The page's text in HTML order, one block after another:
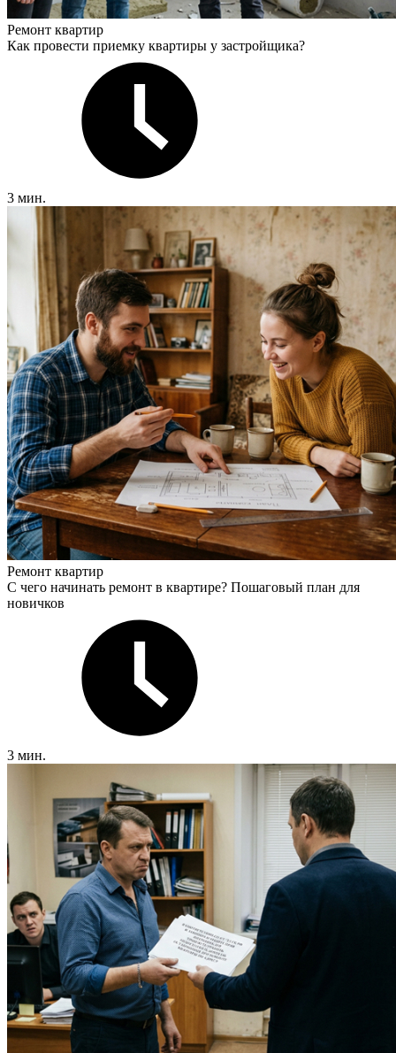
Ремонт квартир
Как провести приемку квартиры у застройщика?
3 мин.
Ремонт квартир
С чего начинать ремонт в квартире? Пошаговый план для
новичков
3 мин.